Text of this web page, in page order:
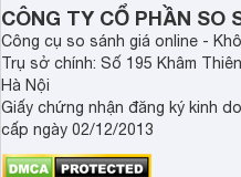
CÔNG TY CỔ PHẦN SO
Công cụ so sánh giá online -
Trụ sở chính: Số 195 Khâm
Hà Nội
Giấy chứng nhận đăng ký kinh
cấp ngày 02/12/2013